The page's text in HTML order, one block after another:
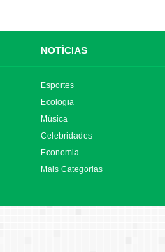
NOTÍCIAS
Esportes
Ecologia
Música
Celebridades
Economia
Mais Categorias